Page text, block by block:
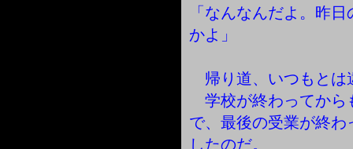
「なんなんだよ。昨
かよ」
帰り道、いつもとは
学校が終わってから
で、最後の受業が終
したのだ。